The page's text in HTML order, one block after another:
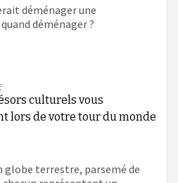
déménager une
déménager ?
culturels vous
lors de votre tour du monde
terrestre, parsemé de